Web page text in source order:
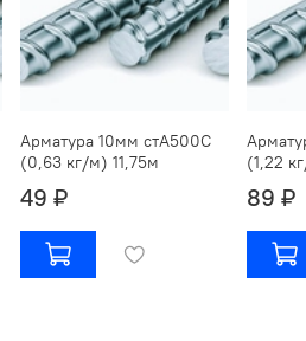
Арматура 10мм стА500С
(0,63 кг/м) 11,75м
49 ₽
(1,22
89 ₽